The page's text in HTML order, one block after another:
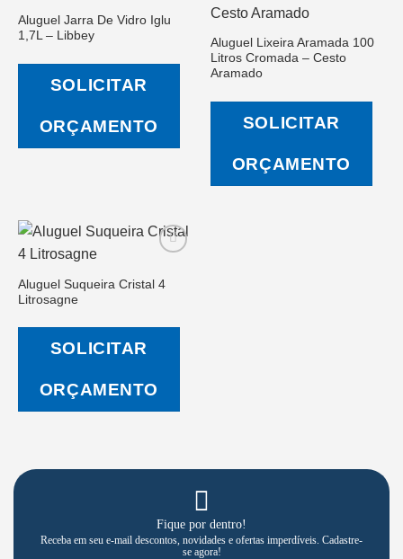
Desejos
Aluguel Jarra De Vidro Iglu
1,7L – Libbey
SOLICITAR
ORÇAMENTO
Salvar
na Lista
Aluguel Lixeira Aramada 100
Litros Cromada – Cesto
Aramado
SOLICITAR
ORÇAMENTO
Desejos
Aluguel Suqueira Cristal 4
Litrosagne
SOLICITAR
ORÇAMENTO
Fique por dentro!
Receba em seu e-mail descontos, novidades e ofertas imperdíveis. Cadastre-
se agora!